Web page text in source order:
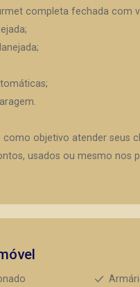
completa fechada com
objetivo atender seus
usados ou mesmo nos